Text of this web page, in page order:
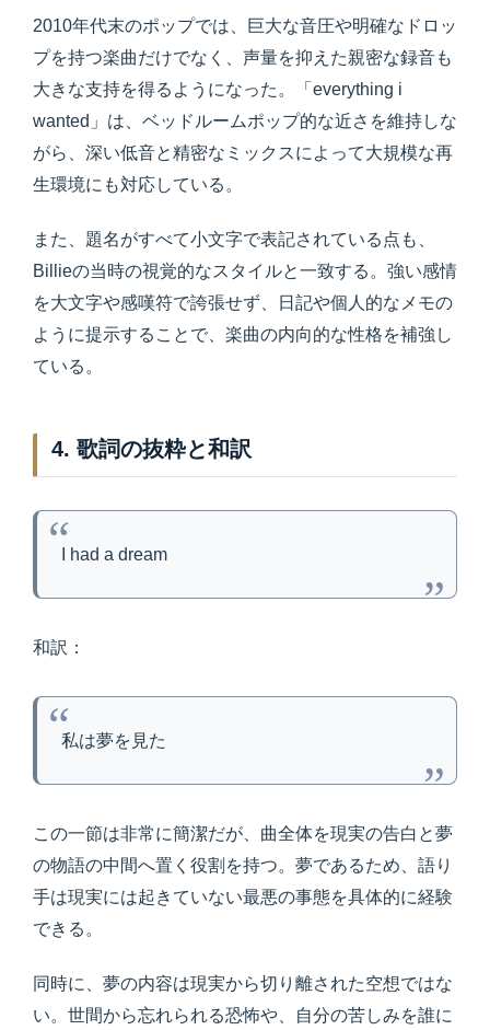
2010年代末のポップでは、巨大な音圧や明確なドロッ
プを持つ楽曲だけでなく、声量を抑えた親密な録音も
大きな支持を得るようになった。「everything i
wanted」は、ベッドルームポップ的な近さを維持しな
がら、深い低音と精密なミックスによって大規模な再
生環境にも対応している。
また、題名がすべて小文字で表記されている点も、
Billieの当時の視覚的なスタイルと一致する。強い感情
を大文字や感嘆符で誇張せず、日記や個人的なメモの
ように提示することで、楽曲の内向的な性格を補強し
ている。
4. 歌詞の抜粋と和訳
I had a dream
和訳：
私は夢を見た
この一節は非常に簡潔だが、曲全体を現実の告白と夢
の物語の中間へ置く役割を持つ。夢であるため、語り
手は現実には起きていない最悪の事態を具体的に経験
できる。
同時に、夢の内容は現実から切り離された空想ではな
い。世間から忘れられる恐怖や、自分の苦しみを誰に